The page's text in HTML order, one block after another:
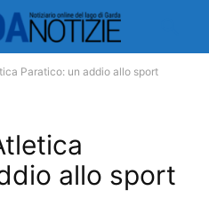
Paratico: un addio allo sport
allo sport